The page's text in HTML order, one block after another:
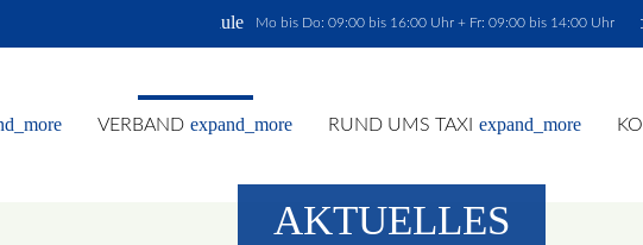
schedule Mo bis Do: 09:00 bis 16:00 Uhr + Fr: 09:00 bis 14:00 Uhr
VERBAND expand_more RUND UMS TAXI expand_more
AKTUELLES